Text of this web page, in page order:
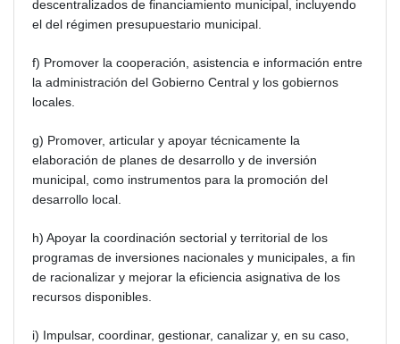
descentralizados de financiamiento municipal, incluyendo
el del régimen presupuestario municipal.
f) Promover la cooperación, asistencia e información entre
la administración del Gobierno Central y los gobiernos
locales.
g) Promover, articular y apoyar técnicamente la
elaboración de planes de desarrollo y de inversión
municipal, como instrumentos para la promoción del
desarrollo local.
h) Apoyar la coordinación sectorial y territorial de los
programas de inversiones nacionales y municipales, a fin
de racionalizar y mejorar la eficiencia asignativa de los
recursos disponibles.
i) Impulsar, coordinar, gestionar, canalizar y, en su caso,